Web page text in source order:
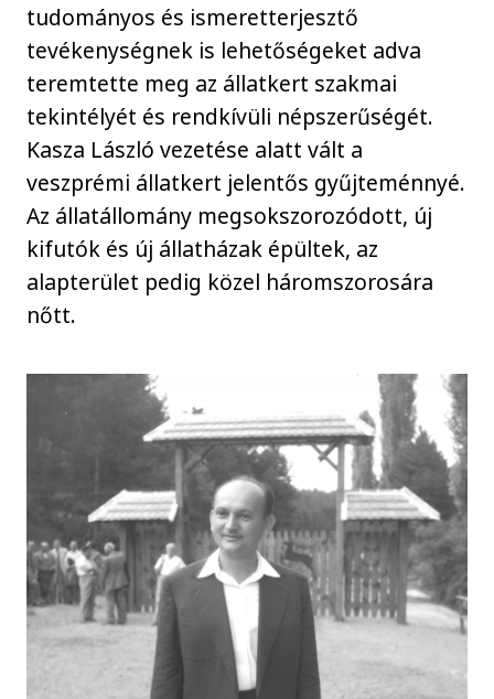
tudományos és ismeretterjesztő
tevékenységnek is lehetőségeket adva
teremtette meg az állatkert szakmai
tekintélyét és rendkívüli népszerűségét.
Kasza László vezetése alatt vált a
veszprémi állatkert jelentős gyűjteménnyé.
Az állatállomány megsokszorozódott, új
kifutók és új állatházak épültek, az
alapterület pedig közel háromszorosára
nőtt.